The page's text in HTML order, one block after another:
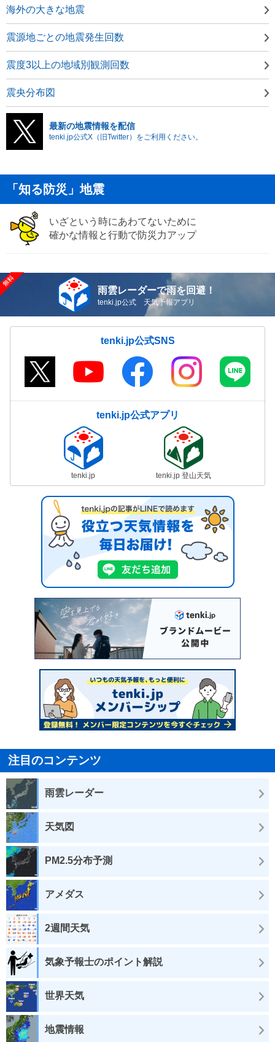
海外の大きな地震
震源地ごとの地震発生回数
震度3以上の地域別観測回数
震央分布図
最新の地震情報を配信
tenki.jp公式X（旧Twitter）をご利用ください。
「知る防災」地震
いざという時にあわてないために
確かな情報と行動で防災力アップ
雨雲レーダーで雨を回避！
tenki.jp公式 天気予報アプリ
tenki.jp公式SNS
tenki.jp公式アプリ
tenki.jp tenki.jp 登山天気
注目のコンテンツ
雨雲レーダー
天気図
PM2.5分布予測
アメダス
2週間天気
気象予報士のポイント解説
世界天気
地震情報